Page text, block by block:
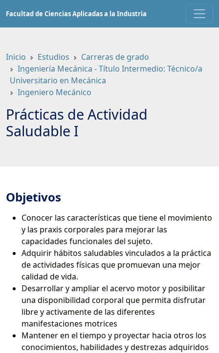
contenido
Facultad de Ciencias Aplicadas a la Industria
Inicio Estudios
Carreras de grado
Ingeniería Mecánica - Título Intermedio: Técnico/a
Universitario en Mecánica
Ingeniero Mecánico
Prácticas de Actividad
Saludable I
Objetivos
Conocer las características que tiene el movimiento
y las praxis corporales para mejorar las
capacidades funcionales del sujeto.
Adquirir hábitos saludables vinculados a la práctica
de actividades físicas que promuevan una mejor
calidad de vida.
Desarrollar y ampliar el acervo motor y posibilitar
una disponibilidad corporal que permita disfrutar
libre y activamente de las diferentes
manifestaciones motrices
Mantener en el tiempo y proyectar hacia otros los
conocimientos, habilidades y destrezas adquiridos